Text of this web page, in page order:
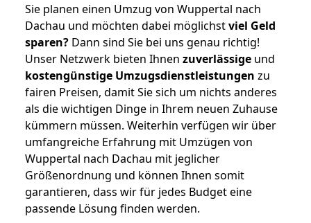
Sie planen einen Umzug von Wuppertal nach
Dachau und möchten dabei möglichstviel Geld
sparen? Dann sind Sie bei uns genau richtig!
Unser Netzwerk bieten Ihnen zuverlässige und
kostengünstige Umzugsdienstleistungen zu
fairen Preisen, damit Sie sich um nichts anderes
als die wichtigen Dinge in Ihrem neuen Zuhause
kümmern müssen. Weiterhin verfügen wir über
umfangreiche Erfahrung mit Umzügen von
Wuppertal nach Dachau mit jeglicher
Größenordnung und können Ihnen somit
garantieren, dass wir für jedes Budget eine
passende Lösung finden werden.